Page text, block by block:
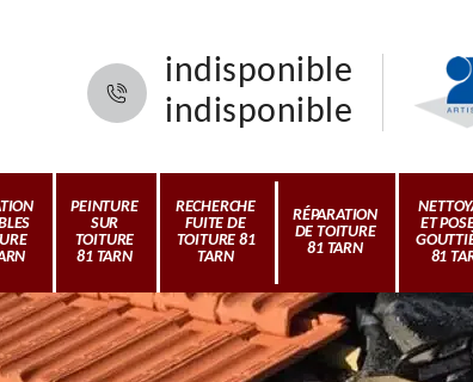
indisponible
indisponible
PEINTURE
SUR
TOITURE
81 TARN
RECHERCHE
FUITE DE
TOITURE 81
TARN
RÉPARATION
DE TOITURE
81 TARN
ET
81